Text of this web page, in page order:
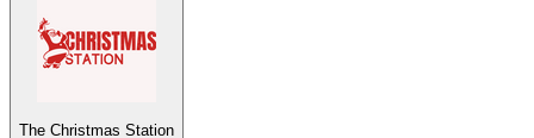
The Christmas Station